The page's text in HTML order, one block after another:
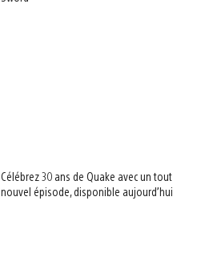
Célébrez 30 ans de Quake avec un tout
nouvel épisode, disponible aujourd’hui